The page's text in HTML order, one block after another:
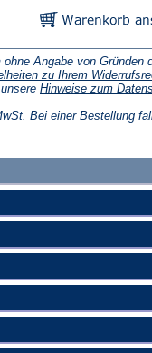
ohne Angabe von Gründen
zu Ihrem
Hinweise zum
Bei einer Bestellung